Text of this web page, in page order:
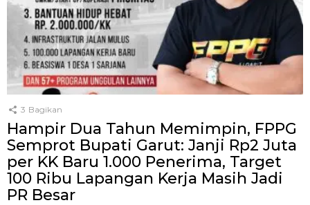
3 Bagikan
Hampir Dua Tahun Memimpin, FPPG
Semprot Bupati Garut: Janji Rp2 Juta
per KK Baru 1.000 Penerima, Target
100 Ribu Lapangan Kerja Masih Jadi
PR Besar